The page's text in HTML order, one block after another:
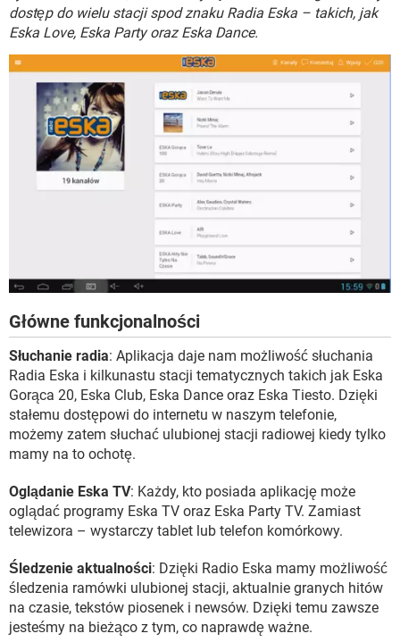
WINDOWS 10
dostęp do wielu stacji spod znaku Radia Eska – takich, jak
Eska Love, Eska Party oraz Eska Dance.
Główne funkcjonalności
Słuchanie radia: Aplikacja daje nam możliwość słuchania
Radia Eska i kilkunastu stacji tematycznych takich jak Eska
Gorąca 20, Eska Club, Eska Dance oraz Eska Tiesto. Dzięki
stałemu dostępowi do internetu w naszym telefonie,
możemy zatem słuchać ulubionej stacji radiowej kiedy tylko
mamy na to ochotę.
Oglądanie Eska TV: Każdy, kto posiada aplikację może
oglądać programy Eska TV oraz Eska Party TV. Zamiast
telewizora – wystarczy tablet lub telefon komórkowy.
Śledzenie aktualności: Dzięki Radio Eska mamy możliwość
śledzenia ramówki ulubionej stacji, aktualnie granych hitów
na czasie, tekstów piosenek i newsów. Dzięki temu zawsze
jesteśmy na bieżąco z tym, co naprawdę ważne.